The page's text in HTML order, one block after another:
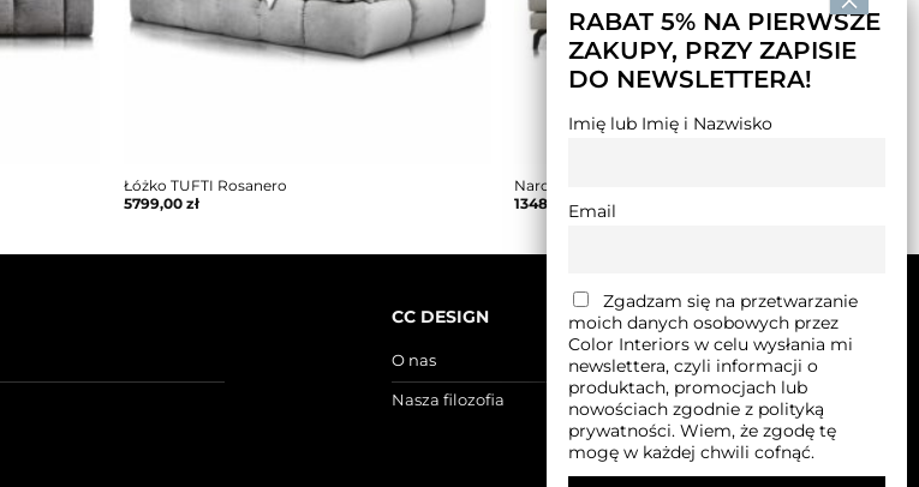
Łóżko TUFTI Rosanero
5799,00 zł
Narożnik AIR ROSANERO
13486,00zł
CC DESIGN
O nas
Nasza filozofia
RABAT 5% NA PIERWSZE
ZAKUPY, PRZY ZAPISIE
DO NEWSLETTERA!
Imię lub Imię i Nazwisko
Email
Zgadzam się na przetwarzanie
moich danych osobowych przez
Color Interiors w celu wysłania mi
newslettera, czyli informacji o
produktach, promocjach lub
nowościach zgodnie z polityką
prywatności. Wiem, że zgodę tę
mogę w każdej chwili cofnąć.